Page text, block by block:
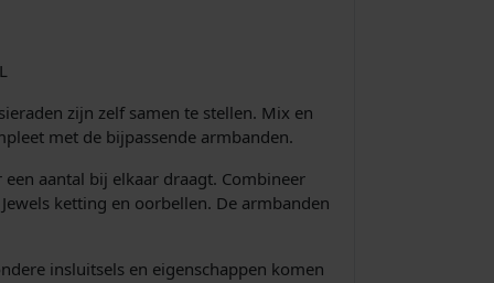
zijn zelf samen te stellen. Mix en
met de bijpassende armbanden.
aantal bij elkaar draagt. Combineer
ketting en oorbellen. De armbanden
insluitsels en eigenschappen komen